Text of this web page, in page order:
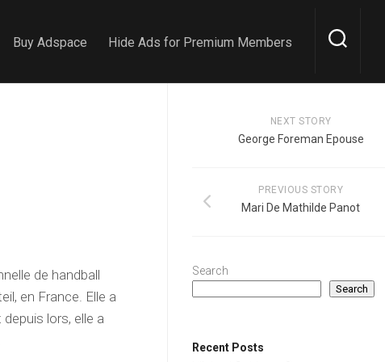
Buy Adspace Hide Ads for Premium Members
de handball
en France. Elle a
lors, elle a
NEXT STORY
George Foreman Epouse
PREVIOUS STORY
Mari De Mathilde Panot
Search
Search
Recent Posts